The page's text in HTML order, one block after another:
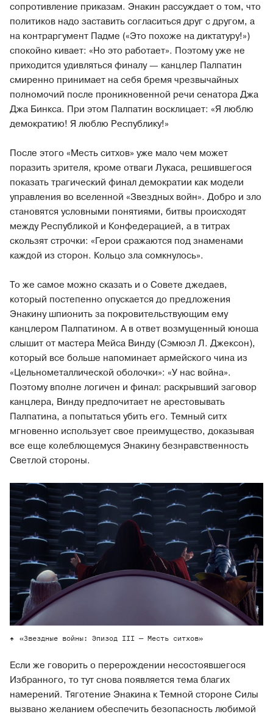
сопротивление приказам. Энакин рассуждает о том, что
политиков надо заставить согласиться друг с другом, а
на контраргумент Падме («Это похоже на диктатуру!»)
спокойно кивает: «Но это работает». Поэтому уже не
приходится удивляться финалу — канцлер Палпатин
смиренно принимает на себя бремя чрезвычайных
полномочий после проникновенной речи сенатора Джа
Джа Бинкса. При этом Палпатин восклицает: «Я люблю
демократию! Я люблю Республику!»
После этого «Месть ситхов» уже мало чем может
поразить зрителя, кроме отваги Лукаса, решившегося
показать трагический финал демократии как модели
управления во вселенной «Звездных войн». Добро и зло
становятся условными понятиями, битвы происходят
между Республикой и Конфедерацией, а в титрах
скользят строчки: «Герои сражаются под знаменами
каждой из сторон. Кольцо зла сомкнулось».
То же самое можно сказать и о Совете джедаев,
который постепенно опускается до предложения
Энакину шпионить за покровительствующим ему
канцлером Палпатином. А в ответ возмущенный юноша
слышит от мастера Мейса Винду (Сэмюэл Л. Джексон),
который все больше напоминает армейского чина из
«Цельнометаллической оболочки»: «У нас война».
Поэтому вполне логичен и финал: раскрывший заговор
канцлера, Винду предпочитает не арестовывать
Палпатина, а попытаться убить его. Темный ситх
мгновенно использует свое преимущество, доказывая
все еще колеблющемуся Энакину безнравственность
Светлой стороны.
«Звездные войны: Эпизод III — Месть ситхов»
Если же говорить о перерождении несостоявшегося
Избранного, то тут снова появляется тема благих
намерений. Тяготение Энакина к Темной стороне Силы
вызвано желанием обеспечить безопасность любимой